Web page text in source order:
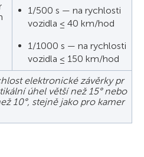
1/500 s — na rychlosti
vozidla ≤ 40 km/hod
1/1000 s — na rychlosti
vozidla ≤ 150 km/hod
elektronické závěrky pr
úhel větší než 15° nebo
10°, stejně jako pro kamer